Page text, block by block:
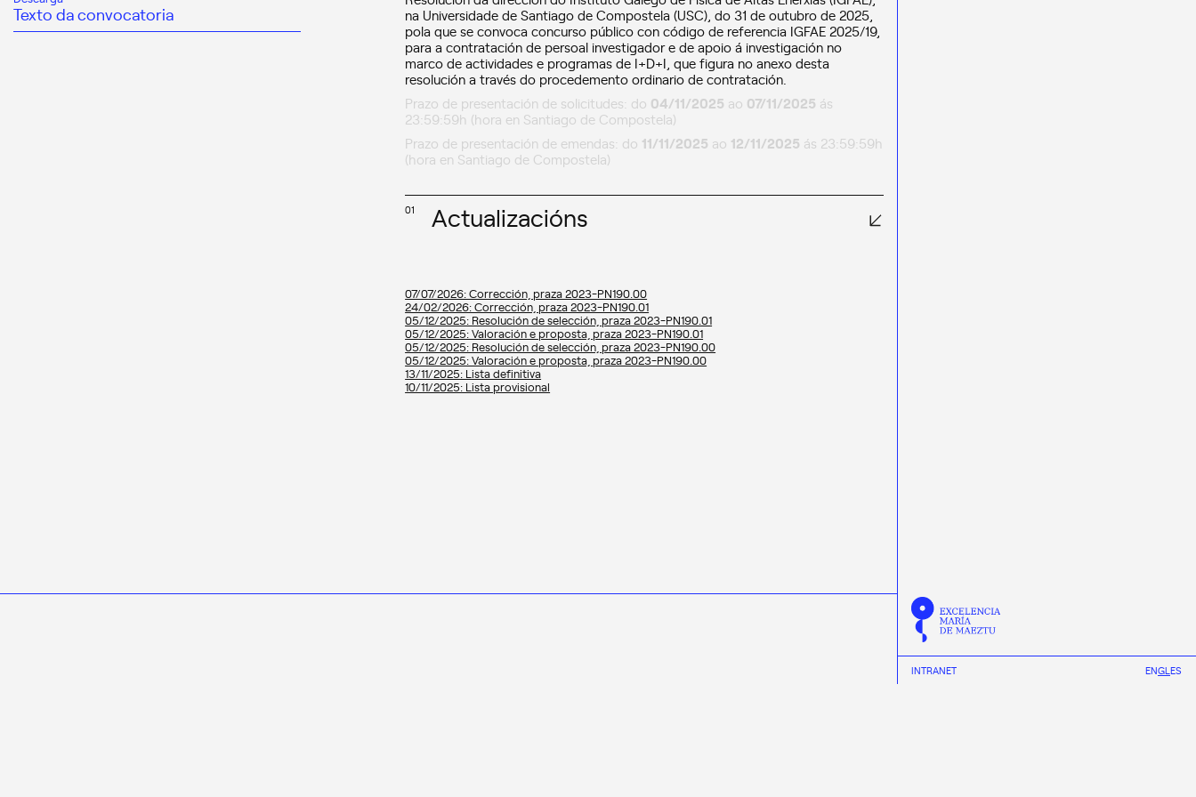
INTRANET ENGLES
Texto da convocatoria
na Universidade de Santiago de Compostela (USC), do 31 de outubro de 2025,
pola que se convoca concurso público con código de referencia IGFAE 2025/19,
para a contratación de persoal investigador e de apoio á investigación no
marco de actividades e programas de I+D+I, que figura no anexo desta
resolución a través do procedemento ordinario de contratación.
Prazo de presentación de solicitudes: do 04/11/2025 ao 07/11/2025 ás
23:59:59h (hora en Santiago de Compostela)
Prazo de presentación de emendas: do 11/11/2025 ao 12/11/2025 ás 23:59:59h
(hora en Santiago de Compostela)
01 Actualizacións
07/07/2026: Corrección, praza 2023-PN190.00
24/02/2026: Corrección, praza 2023-PN190.01
05/12/2025: Resolución de selección, praza 2023-PN190.01
05/12/2025: Valoración e proposta, praza 2023-PN190.01
05/12/2025: Resolución de selección, praza 2023-PN190.00
05/12/2025: Valoración e proposta, praza 2023-PN190.00
13/11/2025: Lista definitiva
10/11/2025: Lista provisional